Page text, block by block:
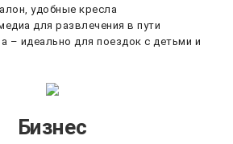
удобные кресла
для развлечения в пути
– идеально для поездок с детьми и
Бизнес